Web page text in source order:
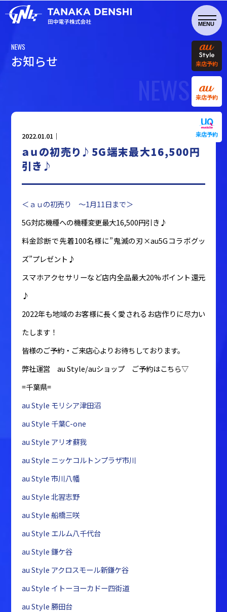
来店予約
来店予約
来店予約
NEWS
お知らせ
NEWS
2022.01.01｜
ａｕの初売り♪5G端末最大16,500円
引き♪
＜ａｕの初売り ～1月11日まで＞
5G対応機種への機種変更最大16,500円引き♪
料金診断で先着100名様に”鬼滅の刃×au5Gコラボグッ
ズ”プレゼント♪
スマホアクセサリーなど店内全品最大20%ポイント還元
♪
2022年も地域のお客様に長く愛されるお店作りに尽力い
たします！
皆様のご予約・ご来店心よりお待ちしております。
弊社運営 au Style/auショップ ご予約はこちら▽
=千葉県=
au Style モリシア津田沼
au Style 千葉C-one
au Style アリオ蘇我
au Style ニッケコルトンプラザ市川
au Style 市川八幡
au Style 北習志野
au Style 船橋三咲
au Style エルム八千代台
au Style 鎌ケ谷
au Style アクロスモール新鎌ケ谷
au Style イトーヨーカドー四街道
au Style 勝田台